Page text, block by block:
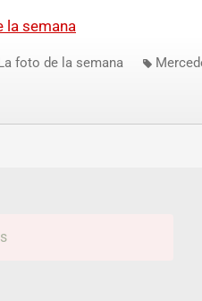
la semana
foto de la semana